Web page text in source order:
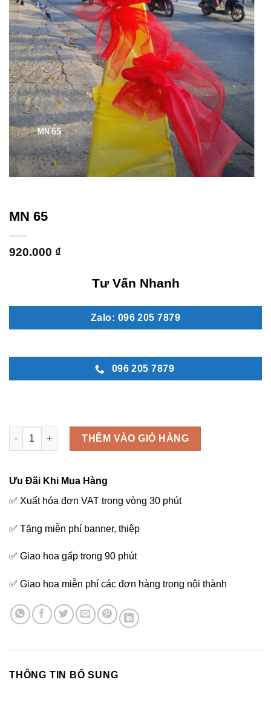
MN 65
920.000 ₫
Tư Vấn Nhanh
Zalo: 096 205 7879
096 205 7879
MN 65 số lượng
THÊM VÀO GIỎ HÀNG
Ưu Đãi Khi Mua Hàng
✅ Xuất hóa đơn VAT trong vòng 30 phút
✅ Tặng miễn phí banner, thiệp
✅ Giao hoa gấp trong 90 phút
✅ Giao hoa miễn phí các đơn hàng trong nội thành
THÔNG TIN BỔ SUNG